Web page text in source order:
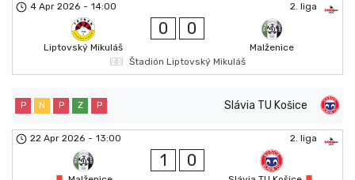
2. liga
4 Apr 2026 - 14:00
Liptovský Mikuláš
0 0
Malženice
Štadión Liptovský Mikuláš
Slávia TU Košice
P N P Z P
2. liga
22 Apr 2026 - 13:00
1 0